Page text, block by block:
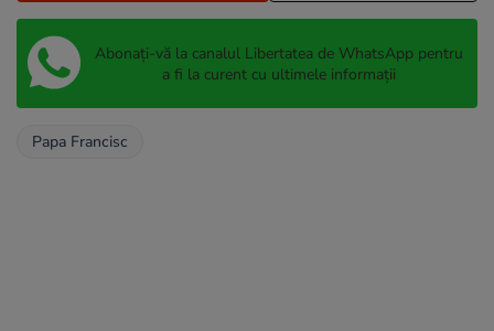
Abonați-vă la canalul Libertatea de WhatsApp pentru
a fi la curent cu ultimele informații
Papa Francisc